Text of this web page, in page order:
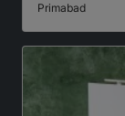
Primabad